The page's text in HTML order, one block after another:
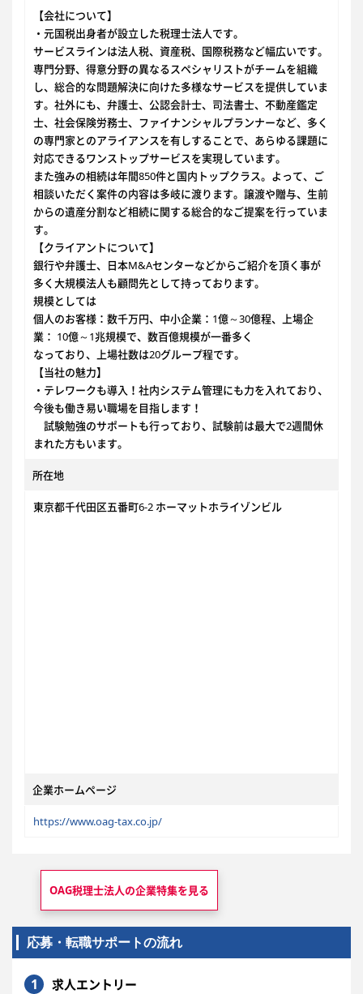
【会社について】
・元国税出身者が設立した税理士法人です。
サービスラインは法人税、資産税、国際税務など幅広いです。
専門分野、得意分野の異なるスペシャリストがチームを組織
し、総合的な問題解決に向けた多様なサービスを提供していま
す。社外にも、弁護士、公認会計士、司法書士、不動産鑑定
士、社会保険労務士、ファイナンシャルプランナーなど、多く
の専門家とのアライアンスを有しすることで、あらゆる課題に
対応できるワンストップサービスを実現しています。
また強みの相続は年間850件と国内トップクラス。よって、ご
相談いただく案件の内容は多岐に渡ります。譲渡や贈与、生前
からの遺産分割など相続に関する総合的なご提案を行っていま
す。
【クライアントについて】
銀行や弁護士、日本M&Aセンターなどからご紹介を頂く事が
多く大規模法人も顧問先として持っております。
規模としては
個人のお客様：数千万円、中小企業：1億～30億程、上場企
業： 10億～1兆規模で、数百億規模が一番多く
なっており、上場社数は20グループ程です。
【当社の魅力】
・テレワークも導入！社内システム管理にも力を入れており、
今後も働き易い職場を目指します！
試験勉強のサポートも行っており、試験前は最大で2週間休
まれた方もいます。
所在地
東京都千代田区五番町6-2 ホーマットホライゾンビル
企業ホームページ
https://www.oag-tax.co.jp/
OAG税理士法人の企業特集を見る
応募・転職サポートの流れ
1 求人エントリー